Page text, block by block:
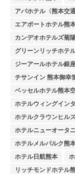
アパホテル〈熊本交
エアポートホテル熊
カンデオホテルズ菊
グリーンリッチホテ
ジーアールホテル銀
チサンイン 熊本御幸
ベッセルホテル熊本
ホテルウィングイン
ホテルクラウンヒル
ホテルニューオータ
ホテルメルパルク熊
ホテル日航熊本
リッチモンドホテル